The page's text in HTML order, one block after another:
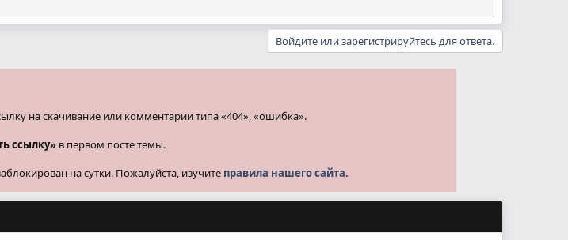
Войдите или зарегистрируйтесь для ответа.
на скачивание или комментарии типа «404», «ошибка».
ссылку» в первом посте темы.
на сутки. Пожалуйста, изучите правила нашего сайта.